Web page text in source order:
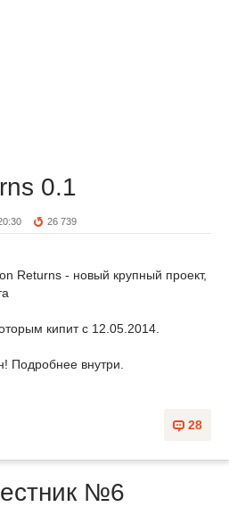
0.1
26 739
Returns - новый крупный проект,
кипит с 12.05.2014.
Подробнее внутри.
28
№6